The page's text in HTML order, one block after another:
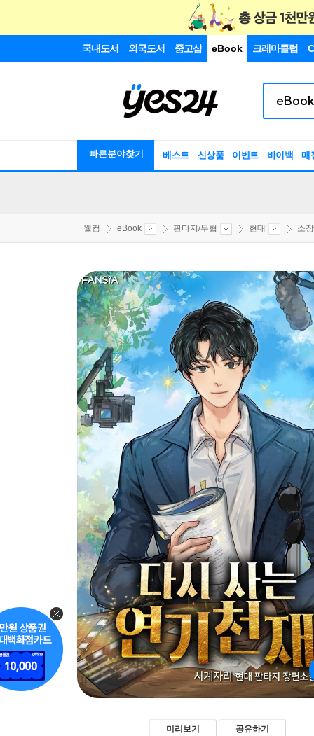
국내도서 외국도서 중고샵 eBook 크레마클럽
빠른분야찾기 베스트 신상품 이벤트 바이백 매
웰컴 eBook 판타지/무협 현대 소장
미리보기 공유하기